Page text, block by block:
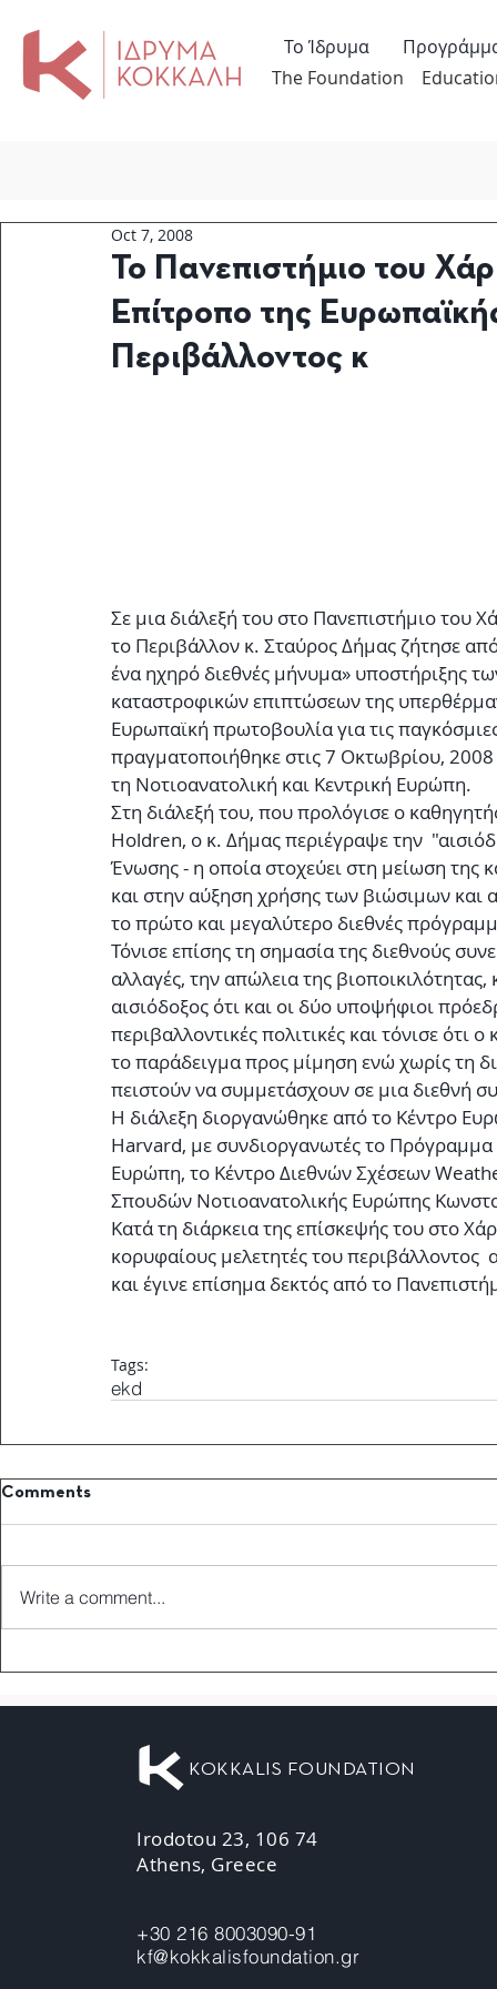
The Foundation
Το Ίδρυμα
To Πανεπιστήμιο του
Επίτροπο της
Περιβάλλοντος κ
Oct 7, 2008
Σε μια διάλεξή του στο Πανεπιστήμιο του
το Περιβάλλον κ. Σταύρος Δήμας ζήτησε
ένα ηχηρό διεθνές μήνυμα» υποστήριξης
καταστροφικών επιπτώσεων της
Ευρωπαϊκή πρωτοβουλία για τις
πραγματοποιήθηκε στις 7 Οκτωβρίου,
τη Νοτιοανατολική και Κεντρική Ευρώπη.
Στη διάλεξή του, που προλόγισε ο
Holdren, ο κ. Δήμας περιέγραψε την
Ένωσης - η οποία στοχεύει στη μείωση της
και στην αύξηση χρήσης των βιώσιμων
το πρώτο και μεγαλύτερο διεθνές
Τόνισε επίσης τη σημασία της διεθνούς
αλλαγές, την απώλεια της
αισιόδοξος ότι και οι δύο υποψήφιοι
περιβαλλοντικές πολιτικές και τόνισε
το παράδειγμα προς μίμηση ενώ χωρίς τη
πειστούν να συμμετάσχουν σε μια διεθνή
Η διάλεξη διοργανώθηκε από το Κέντρο
Harvard, με συνδιοργανωτές το Πρόγραμμα
Ευρώπη, το Κέντρο Διεθνών Σχέσεων
Σπουδών Νοτιοανατολικής Ευρώπης
Κατά τη διάρκεια της επίσκεψής του στο
κορυφαίους μελετητές του
και έγινε επίσημα δεκτός από το
Tags:
ekd
Comments
Write a comment...
KOKKALIS FOUNDATION
Irodotou 23, 106 74
Athens, Greece
+30 216 8003090-91
kf@kokkalisfoundation.gr